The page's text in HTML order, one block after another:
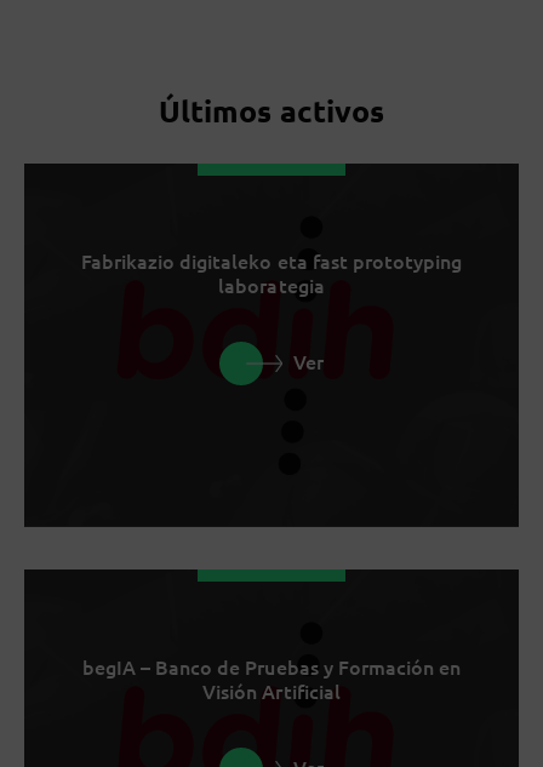
Últimos activos
Fabrikazio digitaleko eta fast prototyping
laborategia
Ver
begIA – Banco de Pruebas y Formación en
Visión Artificial